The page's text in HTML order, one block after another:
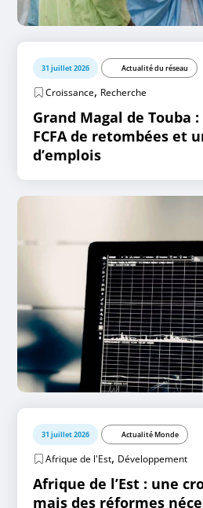
31 juillet 2026 Actualité du réseau
Croissance, Recherche
Grand Magal de Touba
FCFA de retombées et
d’emplois
31 juillet 2026 Actualité Monde
Afrique de l'Est, Développement
Afrique de l’Est : une
mais des réformes